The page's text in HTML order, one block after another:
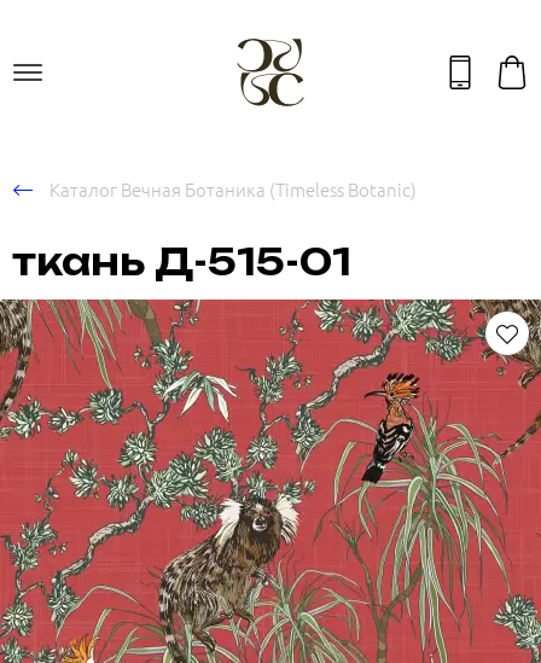
Каталог Вечная Ботаника (Timeless Botanic)
ткань Д-515-01